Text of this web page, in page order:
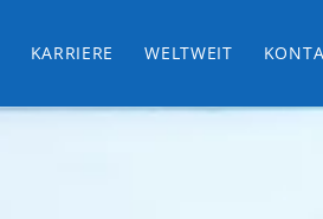
KARRIERE WELTWEIT